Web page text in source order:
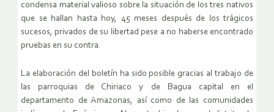
condensa material valioso sobre la situación de los tres nativos
que se hallan hasta hoy, 45 meses después de los trágicos
sucesos, privados de su libertad pese a no haberse encontrado
pruebas en su contra.
La elaboración del boletín ha sido posible gracias al trabajo de
las parroquias de Chiriaco y de Bagua capital en el
departamento de Amazonas, así como de las comunidades